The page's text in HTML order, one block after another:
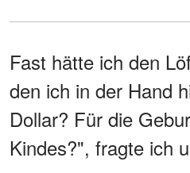
Fast hätte ich den
den ich in der Hand
Dollar? Für die
Kindes?", fragte ich